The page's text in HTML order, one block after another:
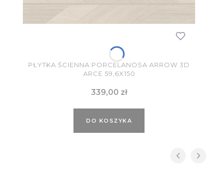
PŁYTKA ŚCIENNA PORCELANOSA ARROW 3D
ARCE 59,6X150
Cena
339,00 zł
DO KOSZYKA